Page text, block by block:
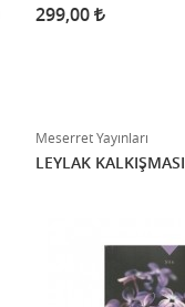
299,00
Meserret Yayınları
LEYLAK KALKIŞMASI